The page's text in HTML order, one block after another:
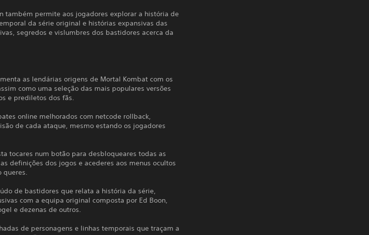
também permite aos jogadores explorar a história de
da série original e histórias expansivas das
segredos e vislumbres dos bastidores acerca da
as lendárias origens de Mortal Kombat com os
como uma seleção das mais populares versões
e prediletos dos fãs.
online melhorados com netcode rollback,
de cada ataque, mesmo estando os jogadores
tocares num botão para desbloqueares todas as
definições dos jogos e acederes aos menus ocultos
queres.
de bastidores que relata a história da série,
com a equipa original composta por Ed Boon,
e dezenas de outros.
de personagens e linhas temporais que traçam a